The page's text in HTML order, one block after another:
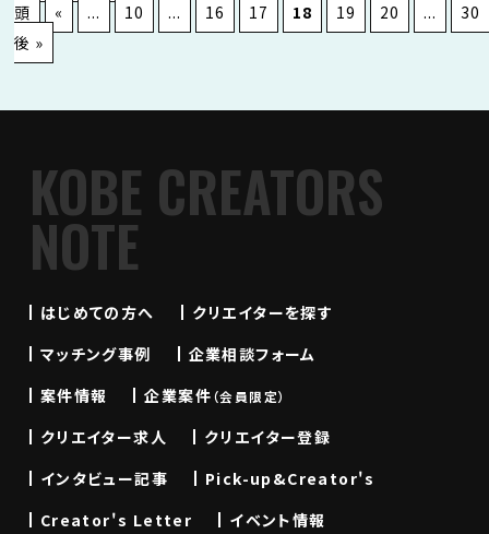
頭
« ... 10 ... 16 17 18 19 20 ...
30
後 »
KOBE CREATORS
NOTE
はじめての方へ
クリエイターを探す
マッチング事例
企業相談フォーム
案件情報
企業案件（会員限定）
クリエイター求人
クリエイター登録
インタビュー記事
Pick-up&Creator's
Creator's Letter
イベント情報